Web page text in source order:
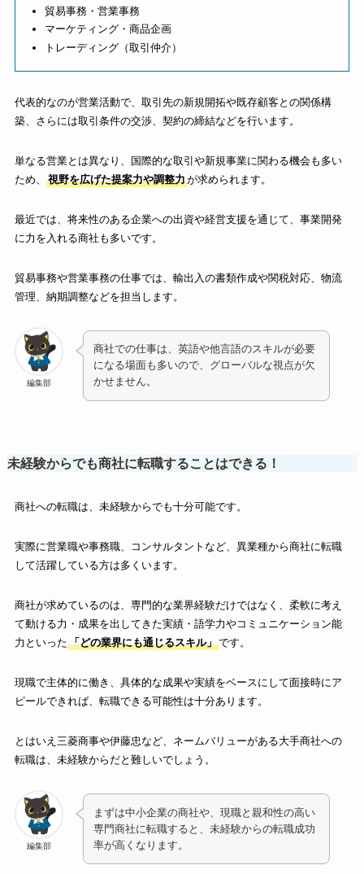
貿易事務・営業事務
マーケティング・商品企画
トレーディング（取引仲介）
代表的なのが営業活動で、取引先の新規開拓や既存顧客との関係構
築、さらには取引条件の交渉、契約の締結などを行います。
単なる営業とは異なり、国際的な取引や新規事業に関わる機会も多い
ため、
視野を広げた提案力や調整力が求められます。
最近では、将来性のある企業への出資や経営支援を通じて、事業開発
に力を入れる商社も多いです。
貿易事務や営業事務の仕事では、輸出入の書類作成や関税対応、物流
管理、納期調整などを担当します。
編集部
商社での仕事は、英語や他言語のスキルが必要
になる場面も多いので、グローバルな視点が欠
かせません。
未経験からでも商社に転職することはできる！
商社への転職は、未経験からでも十分可能です。
実際に営業職や事務職、コンサルタントなど、異業種から商社に転職
して活躍している方は多くいます。
商社が求めているのは、専門的な業界経験だけではなく、柔軟に考え
て動ける力・成果を出してきた実績・語学力やコミュニケーション能
力といった「どの業界にも通じるスキル」です。
現職で主体的に働き、具体的な成果や実績をベースにして面接時にア
ピールできれば、転職できる可能性は十分あります。
とはいえ三菱商事や伊藤忠など、ネームバリューがある大手商社への
転職は、未経験からだと難しいでしょう。
編集部
まずは中小企業の商社や、現職と親和性の高い
専門商社に転職すると、未経験からの転職成功
率が高くなります。